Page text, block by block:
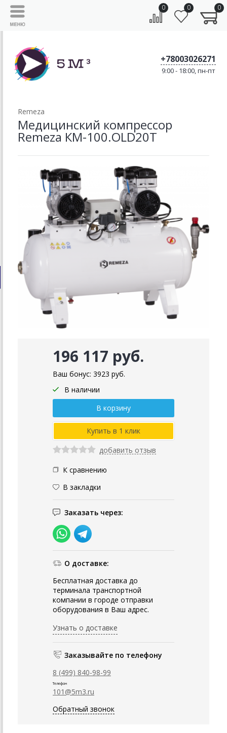
0 0 0
+78003026271
9:00 - 18:00, пн-пт
Remeza
Медицинский компрессор
Remeza КМ-100.OLD20Т
196 117 руб.
Ваш бонус: 3923 руб.
В наличии
добавить отзыв
К сравнению
В закладки
Заказать через:
О доставке:
Бесплатная доставка до
терминала транспортной
компании в городе отправки
оборудования в Ваш адрес.
Узнать о доставке
Заказывайте по телефону
8 (499) 840-98-99
Телефон
101@5m3.ru
Обратный звонок